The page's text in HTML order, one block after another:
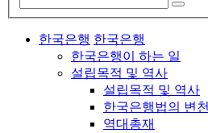
한국은행 한국은행
한국은행이 하는 일
설립목적 및 역사
설립목적 및 역사
한국은행법의 변천
역대총재